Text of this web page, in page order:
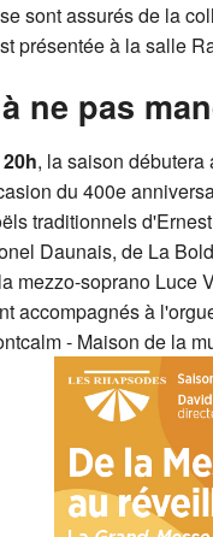
sont assurés de la
présentée à la salle
ne pas
20h, la saison débutera
du 400e
traditionnels
Daunais, de La
mezzo-soprano Luce
accompagnés à
- Maison de la